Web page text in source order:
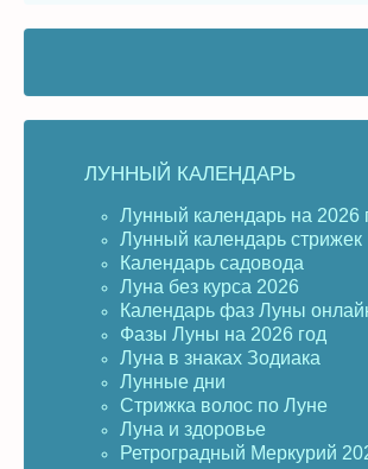
ЛУННЫЙ КАЛЕНДАРЬ
Лунный календарь на 2026
Лунный календарь стрижек
Календарь садовода
Луна без курса 2026
Календарь фаз Луны
Фазы Луны на 2026 год
Луна в знаках Зодиака
Лунные дни
Стрижка волос по Луне
Луна и здоровье
Ретроградный Меркурий